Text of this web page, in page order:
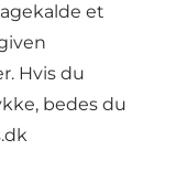
et
Hvis du
bedes du